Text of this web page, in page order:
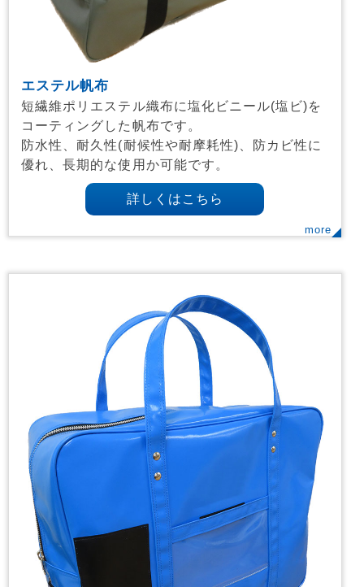
エステル帆布
短繊維ポリエステル織布に塩化ビニール(塩ビ)を
コーティングした帆布です。
防水性、耐久性(耐候性や耐摩耗性)、防カビ性に
優れ、長期的な使用か可能です。
詳しくはこちら
more